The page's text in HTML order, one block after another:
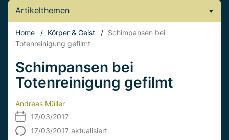
Artikelthemen
Home / Körper & Geist / Schimpansen bei
Totenreinigung gefilmt
Schimpansen bei
Totenreinigung gefilmt
Andreas Müller
17/03/2017
17/03/2017 aktualisiert